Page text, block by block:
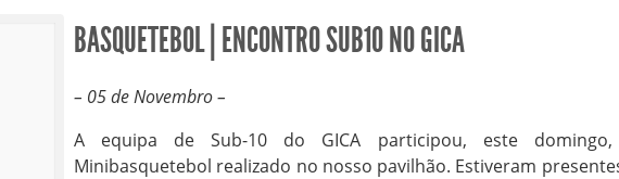
BASQUETEBOL | ENCONTRO SUB10 NO GICA
– 05 de Novembro –
A equipa de Sub-10 do GICA participou, este
Minibasquetebol realizado no nosso pavilhão. Estiveram